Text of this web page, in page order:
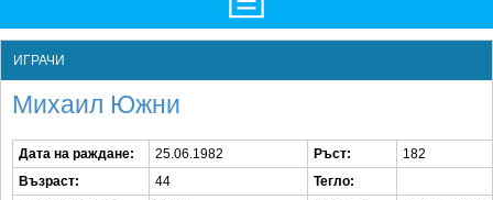
ATP
Топ 10
ИГРАЧИ
Михаил Южни
Дата на раждане: 25.06.1982 Ръст:
182
Възраст:
44
Тегло: